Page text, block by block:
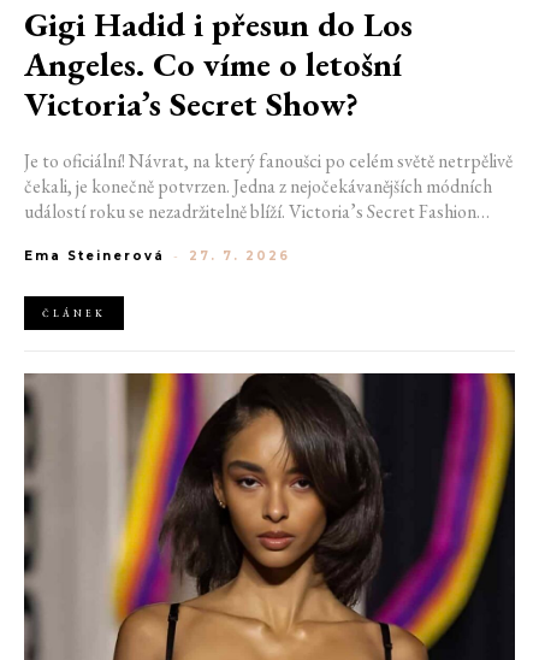
Gigi Hadid i přesun do Los
Angeles. Co víme o letošní
Victoria’s Secret Show?
Je to oficiální! Návrat, na který fanoušci po celém světě netrpělivě
čekali, je konečně potvrzen. Jedna z nejočekávanějších módních
událostí roku se nezadržitelně blíží. Victoria’s Secret Fashion
už potvrdili místo konání i jméno první modelky, která se letos
Ema Steinerová - 27. 7. 2026
ČLÁNEK